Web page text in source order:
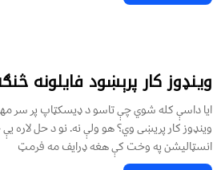
وینډوز کار پرېښود فایلونه
ايا داسې کله شوي چې تاسو د ډيسکټاپ پر سر
انسټاليشن په وخت کې هغه ډرايف مه فرمټ